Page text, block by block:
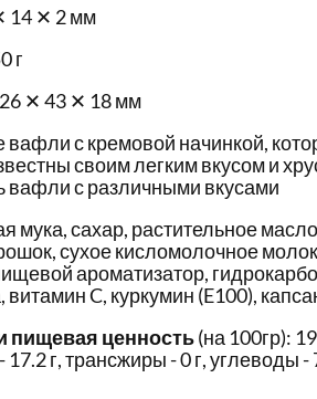
14 ✕ 2 мм
г
26 ✕ 43 ✕ 18 мм
вафли с кремовой начинкой,
своим легким вкусом и
вафли с различными вкусами
мука, сахар, растительное
сухое кисломолочное
ароматизатор,
C, куркумин (E100),
пищевая ценность(на 100гр):
17.2 г, трансжиры - 0 г, углеводы -